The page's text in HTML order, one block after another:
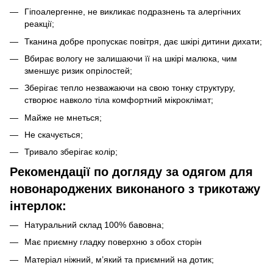
Гіпоалергенне, не викликає подразнень та алергічних
реакції;
Тканина добре пропускає повітря, дає шкірі дитини дихати;
Вбирає вологу не залишаючи її на шкірі малюка, чим
зменшує ризик опрілостей;
Зберігає тепло незважаючи на свою тонку структуру,
створює навколо тіла комфортний мікроклімат;
Майже не мнеться;
Не скачується;
Тривало зберігає колір;
Рекомендації по догляду за одягом для
новонароджених виконаного з трикотажу
інтерлок:
Натуральний склад 100% бавовна;
Має приємну гладку поверхню з обох сторін
Матеріал ніжний, м’який та приємний на дотик;